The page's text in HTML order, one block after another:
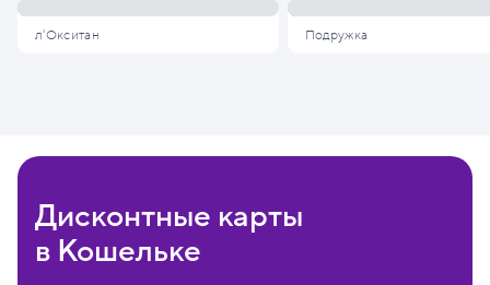
л'Окситан Подружка
Дисконтные карты
в Кошельке